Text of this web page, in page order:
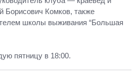
Борисович Комков, также
школы выживания “Большая
пятницу в 18:00.